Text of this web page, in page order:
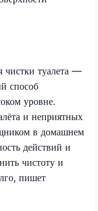
чистки туалета —
способ
уровне.
и неприятных
в домашнем
действий и
чистоту и
пишет